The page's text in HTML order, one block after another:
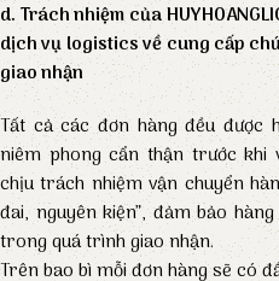
d. Trách nhiệm của
dịch vụ logistics về cung cấp
giao nhận
Tất cả các đơn hàng đều được
niêm phong cẩn thận trước khi
chịu trách nhiệm vận chuyển
đai, nguyên kiện”, đảm bảo
trong quá trình giao nhận.
Trên bao bì mỗi đơn hàng sẽ có